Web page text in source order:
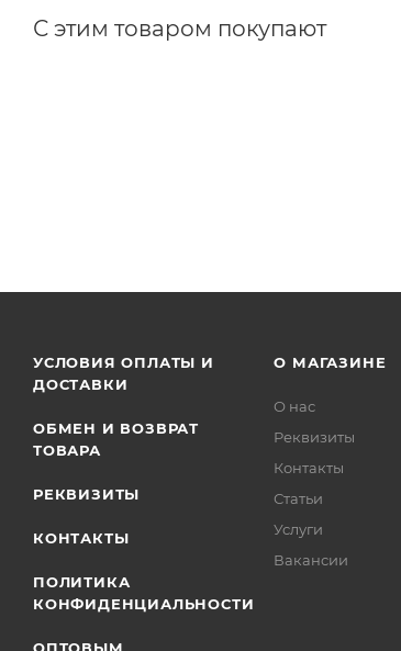
С этим товаром покупают
УСЛОВИЯ ОПЛАТЫ И
ДОСТАВКИ
ОБМЕН И ВОЗВРАТ
ТОВАРА
РЕКВИЗИТЫ
КОНТАКТЫ
ПОЛИТИКА
КОНФИДЕНЦИАЛЬНОСТИ
О МАГАЗИНЕ
О нас
Реквизиты
Контакты
Статьи
Услуги
Вакансии